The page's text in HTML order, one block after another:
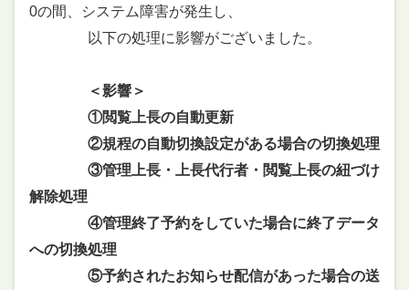
0の間、システム障害が発生し、
以下の処理に影響がございました。
＜影響＞
①閲覧上長の自動更新
②規程の自動切換設定がある場合の切換処理
③管理上長・上長代行者・閲覧上長の紐づけ
解除処理
④管理終了予約をしていた場合に終了データ
への切換処理
⑤予約されたお知らせ配信があった場合の送